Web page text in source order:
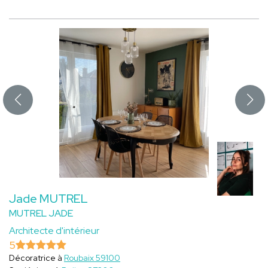
Jade MUTREL
MUTREL JADE
Architecte d'intérieur
5
Décoratrice à Roubaix 59100